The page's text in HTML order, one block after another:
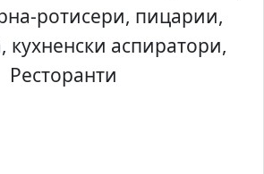
ротисери, пицарии,
кухненски аспиратори,
Ресторанти